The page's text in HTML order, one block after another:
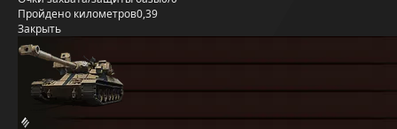
Пройдено километров0,39
Закрыть